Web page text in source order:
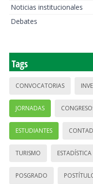
Noticias institucionales
Debates
Tags
CONVOCATORIAS
JORNADAS
ESTUDIANTES
TURISMO ESTADÍSTICA
POSGRADO